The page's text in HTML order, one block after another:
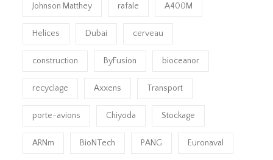
Johnson Matthey rafale A400M
Helices Dubai cerveau
construction ByFusion bioceanor
recyclage Axxens Transport
porte-avions Chiyoda Stockage
ARNm BioNTech PANG Euronaval